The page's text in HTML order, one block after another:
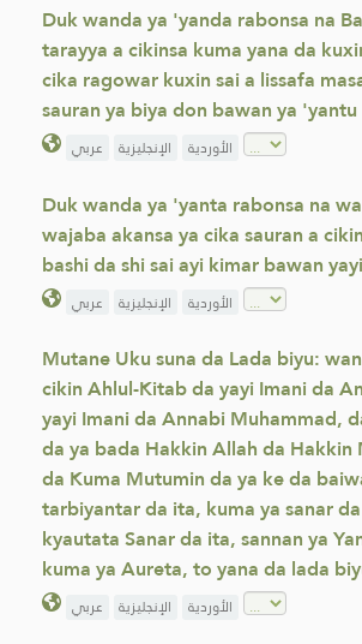
Duk wanda ya 'yanda rabonsa na
tarayya a cikinsa kuma yana da
cika ragowar kuxin sai a lissafa
sauran ya biya don bawan ya 'yantu
عربي الإنجليزية الأوردية
Duk wanda ya 'yanta rabonsa na
wajaba akansa ya cika sauran a
bashi da shi sai ayi kimar bawan
عربي الإنجليزية الأوردية
Mutane Uku suna da Lada biyu:
cikin Ahlul-Kitab da yayi Imani da
yayi Imani da Annabi Muhammad,
da ya bada Hakkin Allah da Hakkin
da Kuma Mutumin da ya ke da
tarbiyantar da ita, kuma ya sanar
kyautata Sanar da ita, sannan ya
kuma ya Aureta, to yana da lada
عربي الإنجليزية الأوردية